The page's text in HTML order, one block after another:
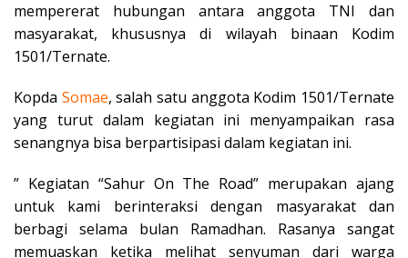
mempererat hubungan antara anggota TNI dan
masyarakat, khususnya di wilayah binaan Kodim
1501/Ternate.
Kopda Somae, salah satu anggota Kodim 1501/Ternate
yang turut dalam kegiatan ini menyampaikan rasa
senangnya bisa berpartisipasi dalam kegiatan ini.
” Kegiatan “Sahur On The Road” merupakan ajang
untuk kami berinteraksi dengan masyarakat dan
berbagi selama bulan Ramadhan. Rasanya sangat
memuaskan ketika melihat senyuman dari warga